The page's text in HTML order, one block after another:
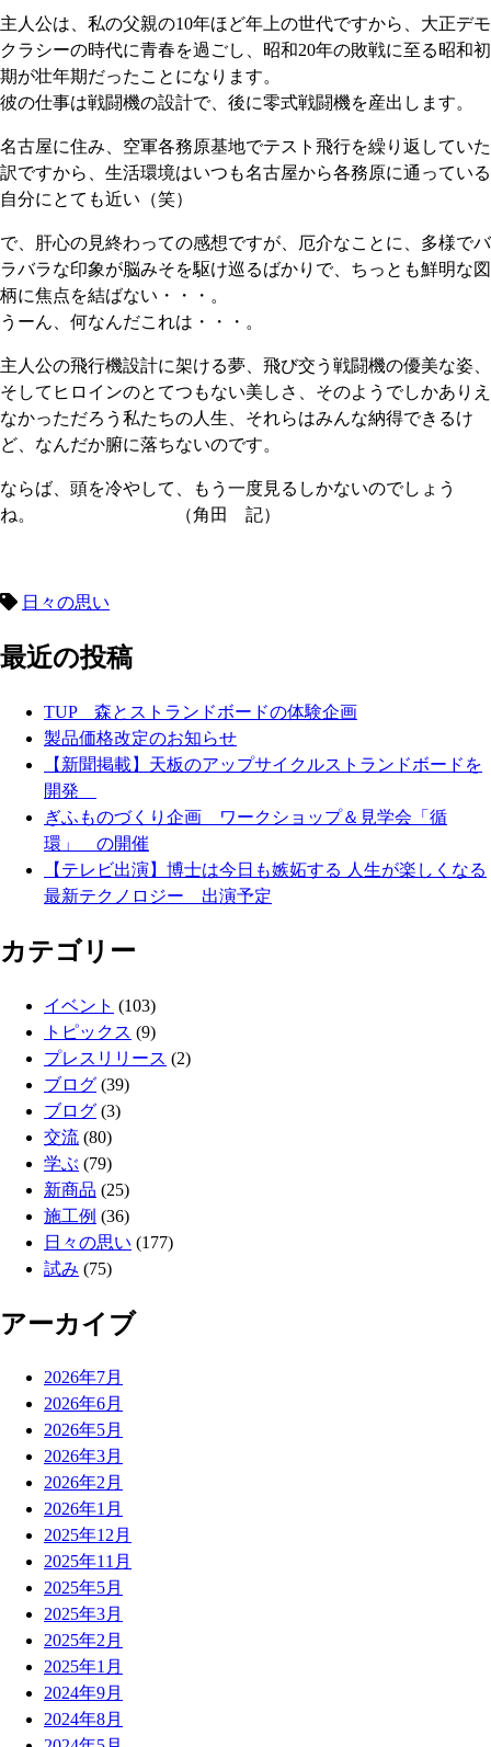
主人公は、私の父親の10年ほど年上の世代ですから、大正デモ
クラシーの時代に青春を過ごし、昭和20年の敗戦に至る昭和初
期が壮年期だったことになります。
彼の仕事は戦闘機の設計で、後に零式戦闘機を産出します。
名古屋に住み、空軍各務原基地でテスト飛行を繰り返していた
訳ですから、生活環境はいつも名古屋から各務原に通っている
自分にとても近い（笑）
で、肝心の見終わっての感想ですが、厄介なことに、多様でバ
ラバラな印象が脳みそを駆け巡るばかりで、ちっとも鮮明な図
柄に焦点を結ばない・・・。
うーん、何なんだこれは・・・。
主人公の飛行機設計に架ける夢、飛び交う戦闘機の優美な姿、
そしてヒロインのとてつもない美しさ、そのようでしかありえ
なかっただろう私たちの人生、それらはみんな納得できるけ
ど、なんだか腑に落ちないのです。
ならば、頭を冷やして、もう一度見るしかないのでしょう
ね。 （角田 記）
日々の思い
最近の投稿
TUP 森とストランドボードの体験企画
製品価格改定のお知らせ
【新聞掲載】天板のアップサイクルストランドボードを
開発
ぎふものづくり企画 ワークショップ＆見学会「循
環」 の開催
【テレビ出演】博士は今日も嫉妬する 人生が楽しくなる
最新テクノロジー 出演予定
カテゴリー
イベント (103)
トピックス (9)
プレスリリース (2)
ブログ (39)
ブログ (3)
交流 (80)
学ぶ (79)
新商品 (25)
施工例 (36)
日々の思い (177)
試み (75)
アーカイブ
2026年7月
2026年6月
2026年5月
2026年3月
2026年2月
2026年1月
2025年12月
2025年11月
2025年5月
2025年3月
2025年2月
2025年1月
2024年9月
2024年8月